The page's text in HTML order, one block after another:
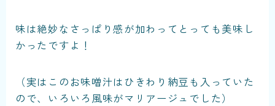
味は絶妙なさっぱり感が加わってとっても美味し
かったですよ！
（実はこのお味噌汁はひきわり納豆も入っていた
ので、いろいろ風味がマリアージュでした）